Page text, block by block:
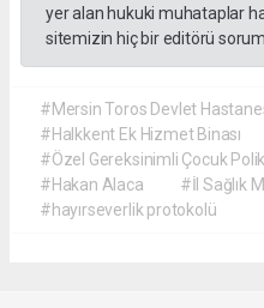
yer alan hukuki muhataplar
sitemizin hiç bir editörü
#Mersin Toros Devlet
#Halkkent Ek Hizmet Binası
#Özel Gereksinimli Çocuk
#Hakan Alaca
#İl Sağlık
#hayırseverlik protokolü